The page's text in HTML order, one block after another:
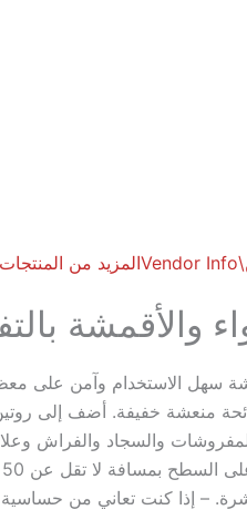
Vendor Infoالمزيد من المنتجات
والأقمشة
سهل الاستخدام وآمن على
منعشة خفيفة. أضف إلى
والسجاد والفراش
– إذا كنت تعاني من حساسية